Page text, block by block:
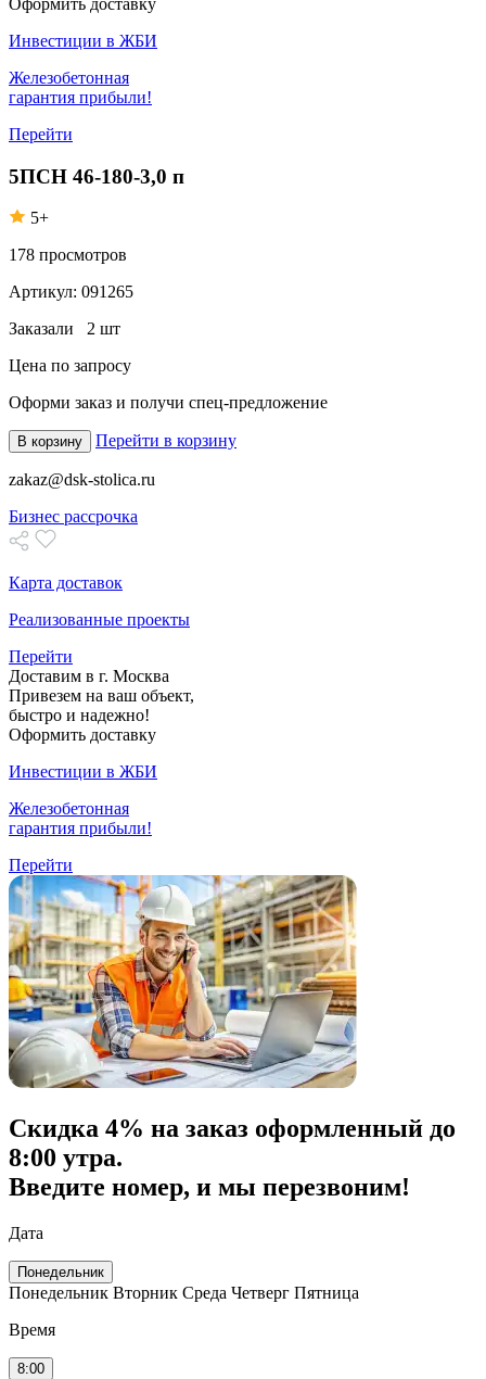
Инвестиции в ЖБИ
Железобетонная
гарантия прибыли!
Перейти
5ПСН 46-180-3,0 п
5+
178 просмотров
Артикул: 091265
Заказали 2 шт
Цена по запросу
Оформи заказ и получи спец-предложение
В корзину Перейти в корзину
zakaz@dsk-stolica.ru
Бизнес рассрочка
Карта доставок
Реализованные проекты
Перейти
Доставим в г. Москва
Привезем на ваш объект,
быстро и надежно!
Оформить доставку
Инвестиции в ЖБИ
Железобетонная
гарантия прибыли!
Перейти
Скидка 4% на заказ оформленный до
8:00 утра.
Введите номер, и мы перезвоним!
Дата
Понедельник
Понедельник Вторник Среда Четверг Пятница
Время
8:00